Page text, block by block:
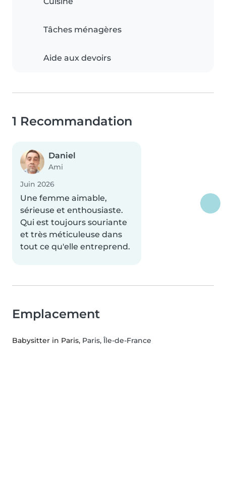
Tâches ménagères
Aide aux devoirs
1 Recommandation
Daniel
Ami
Juin 2026
Une femme aimable,
sérieuse et enthousiaste.
Qui est toujours souriante
et très méticuleuse dans
tout ce qu'elle entreprend.
Emplacement
Babysitter in Paris, Paris, Île-de-France